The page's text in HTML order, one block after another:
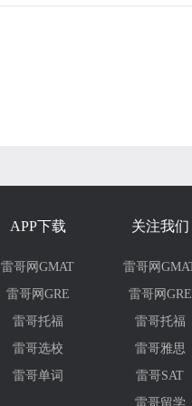
APP下载
雷哥网GMAT
雷哥网GRE
雷哥托福
雷哥选校
雷哥单词
关注我们
雷哥网
雷哥网GRE
雷哥托福
雷哥雅思
雷哥SAT
雷哥留学